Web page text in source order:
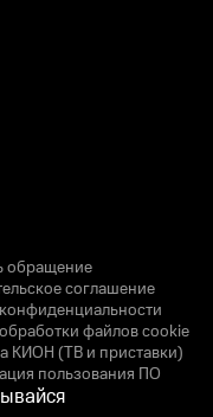
обращение
соглашение
файлов cookie
КИОН (ТВ и приставки)
пользования ПО